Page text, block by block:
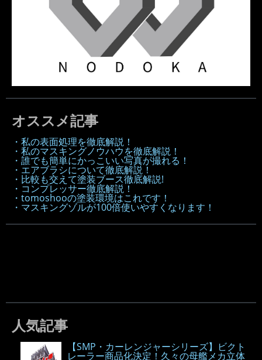
オススメ記事
・私の表面処理を徹底解説！
・私のマスキングノウハウを徹底解説！
・誰でも簡単にかっこいい写真が撮れる！
・エアブラシについて徹底解説！
・比較も交えて塗装ブース徹底解説!
・コンプレッサー徹底解説！
・tomoshooの塗装環境はこれです！
・マスキングゾルが100倍使いやすくなります！
人気記事
【SMP・カーレンジャーシリーズ】ビクト
レーラー商品化決定！久々の母艦メカ立体